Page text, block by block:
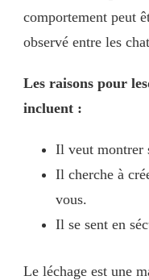
comportement peut
observé entre les
Les raisons pour
incluent :
Il veut montrer
Il cherche à
vous.
Il se sent en
Le léchage est une